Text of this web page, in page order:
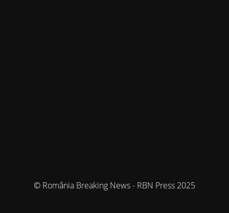
© România Breaking News - RBN Press 2025